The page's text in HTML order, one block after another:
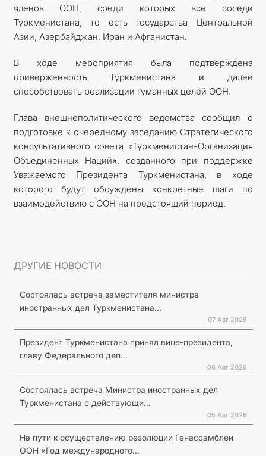
членов ООН, среди которых все соседи
Туркменистана, то есть государства Центральной
Азии, Азербайджан, Иран и Афганистан.
В ходе мероприятия была подтверждена
приверженность Туркменистана и далее
способствовать реализации гуманных целей ООН.
Глава внешнеполитического ведомства сообщил о
подготовке к очередному заседанию Стратегического
консультативного совета «Туркменистан-Организация
Объединенных Наций», созданного при поддержке
Уважаемого Президента Туркменистана, в ходе
которого будут обсуждены конкретные шаги по
взаимодействию с ООН на предстоящий период.
ДРУГИЕ НОВОСТИ
Состоялась встреча заместителя министра
иностранных дел Туркменистана...
07 Авг 2026
Президент Туркменистана принял вице-президента,
главу Федерального деп...
06 Авг 2026
Состоялась встреча Министра иностранных дел
Туркменистана с действующи...
05 Авг 2026
На пути к осуществлению резолюции Генассамблеи
ООН «Год международного...